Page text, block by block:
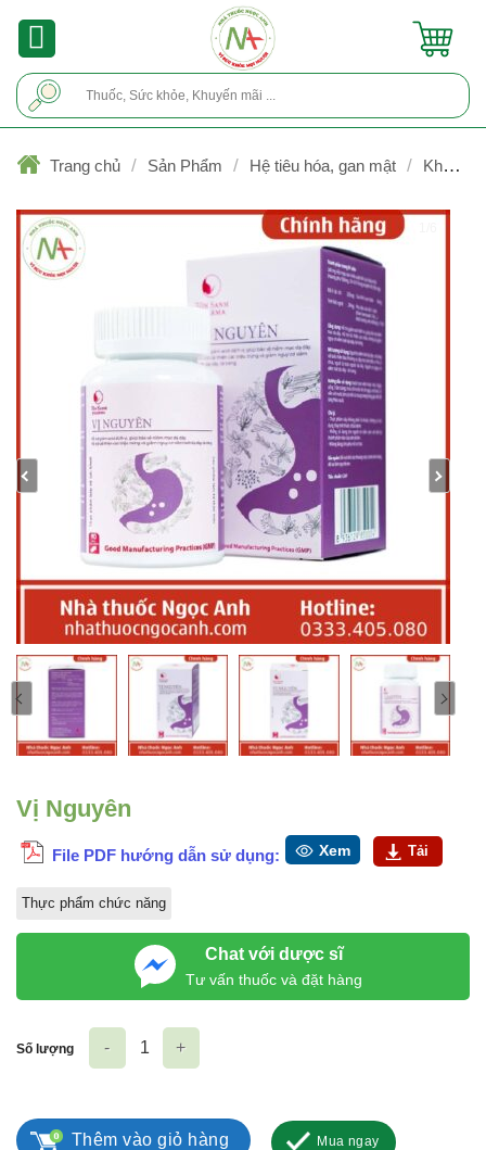
Trang chủ / Sản Phẩm / Hệ tiêu hóa, gan mật /
Kháng
Vị Nguyên
File PDF hướng dẫn sử dụng: Xem Tải
Thực phẩm chức năng
Chat với dược sĩ
Tư vấn thuốc và đặt hàng
Số lượng
Thêm vào giỏ hàng Mua ngay